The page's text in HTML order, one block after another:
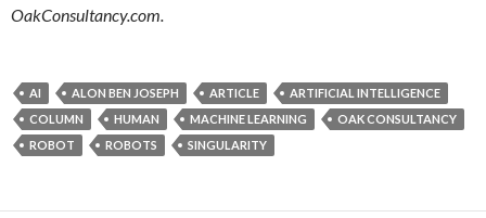
OakConsultancy.com.
AI ALON BEN JOSEPH ARTICLE
ARTIFICIAL INTELLIGENCE
COLUMN
HUMAN MACHINE LEARNING
OAK CONSULTANCY
ROBOT
ROBOTS SINGULARITY